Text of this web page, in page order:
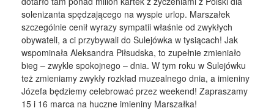
solenizanta spędzającego na wyspie urlop. Marszałek
szczególnie cenił wyrazy sympatii właśnie od zwykłych
obywateli, a ci przybywali do Sulejówka w tysiącach! Jak
wspominała Aleksandra Piłsudska, to zupełnie zmieniało
bieg – zwykle spokojnego – dnia. W tym roku w Sulejówku
też zmieniamy zwykły rozkład muzealnego dnia, a imieniny
Józefa będziemy celebrować przez weekend! Zapraszamy
15 i 16 marca na huczne imieniny Marszałka!